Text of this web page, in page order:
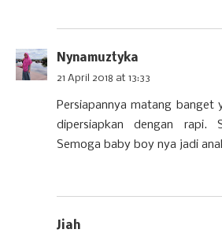
Nynamuztyka
21 April 2018 at 13:33
Persiapannya matang banget
dipersiapkan dengan rapi.
Semoga baby boy nya jadi
Jiah